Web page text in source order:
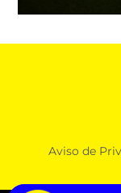
Aviso de